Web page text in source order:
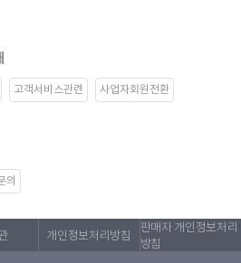
고객서비스관련 사업자회원전환
의
개인정보처리방침
판매자 개인정보처리
방침